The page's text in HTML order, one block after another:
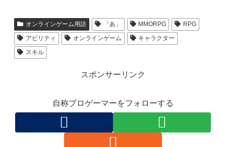
オンラインゲーム用語 「あ」 MMORPG
RPG
アビリティ
オンラインゲーム
キャラクター
スキル
スポンサーリンク
自称プロゲーマーをフォローする